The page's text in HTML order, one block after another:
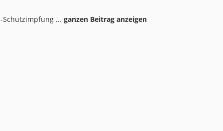
Schutzimpfung ... ganzen Beitrag anzeigen